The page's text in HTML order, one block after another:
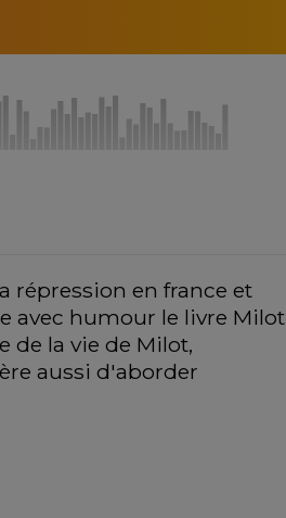
répression en france et
avec humour le livre Milot
de la vie de Milot,
aussi d'aborder